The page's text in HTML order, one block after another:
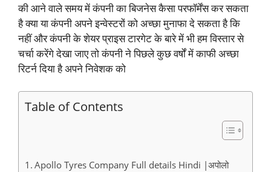
की आने वाले समय में कंपनी का बिजनेस कैसा परफॉर्मेंस कर सकता
है क्या या कंपनी अपने इन्वेस्टरों को अच्छा मुनाफा दे सकता है कि
नहीं और कंपनी के शेयर प्राइस टारगेट के बारे में भी हम विस्तार से
चर्चा करेंगे देखा जाए तो कंपनी ने पिछले कुछ वर्षों में काफी अच्छा
रिटर्न दिया है अपने निवेशक को
Table of Contents
Apollo Tyres Company Full details Hindi |अपोलो